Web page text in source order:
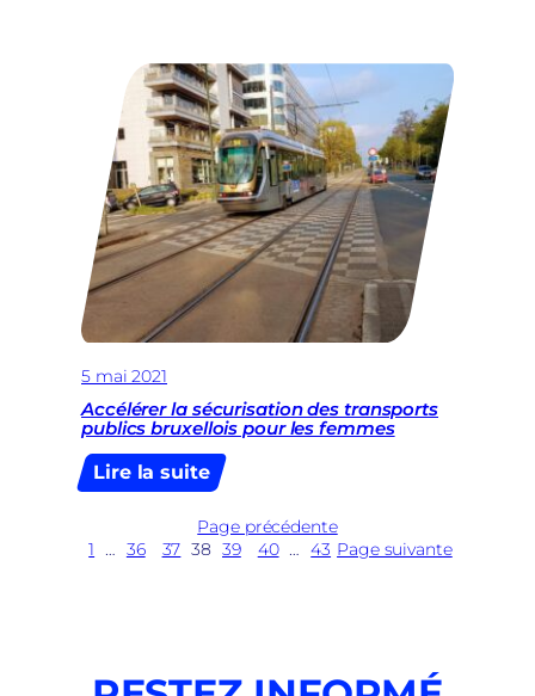
de
libertés
LGBTQI+
5 mai 2021
Accélérer la sécurisation des transports
publics bruxellois pour les femmes
Lire la suite:
Accélérer
la
sécurisation
pour
Page précédente
1
… 36 37 38 39 40 … 43 Page suivante